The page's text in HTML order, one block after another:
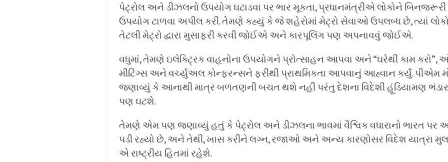
પેટ્રોલ અને ડીઝલનો ઉપયોગ ઘટાડવા પર ભાર મૂકતા, પ્રધાનમંત્રીએ લોકોને
ઉપયોગ ટાળવા અપીલ કરી. તેમણે કહ્યું કે જે શહેરોમાં મેટ્રો સેવાઓ ઉપલબ્ધ છે, ત્યાં
તેટલી મેટ્રો દ્વારા મુસાફરી કરવી જોઈએ અને કારપૂલિંગ પણ અપનાવવું જોઈએ.
વધુમાં, તેમણે ઇલેક્ટ્રિક વાહનોના ઉપયોગને પ્રોત્સાહન આપવા અને “ઘરેથી કામ
મીટિંગ્સ અને વર્ચ્યુઅલ કોન્ફરન્સને ફરીથી પ્રાથમિકતા આપવાનું આહ્વાન કર્યું. પીએમ
જણાવ્યું કે આનાથી માત્ર બળતણની બચત થશે નહીં પરંતુ દેશના વિદેશી હૂંડિયામણ
પણ ઘટશે.
તેમણે એમ પણ જણાવ્યું હતું કે પેટ્રોલ અને ડીઝલના ભાવમાં વૈશ્વિક વધારાનો ભારત પર
પડી રહ્યો છે, અને તેથી, ખાસ કરીને લગ્ન, રજાઓ અને અન્ય કારણોસર વિદેશ યાત્રા
એ રાષ્ટ્રીય હિતમાં રહેશે.